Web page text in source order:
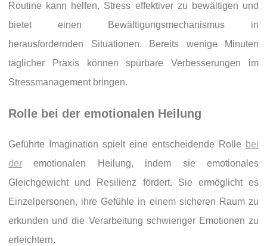
Routine kann helfen, Stress effektiver zu bewältigen und
bietet einen Bewältigungsmechanismus in
herausfordernden Situationen. Bereits wenige Minuten
täglicher Praxis können spürbare Verbesserungen im
Stressmanagement bringen.
Rolle bei der emotionalen Heilung
Geführte Imagination spielt eine entscheidende Rolle bei
der emotionalen Heilung, indem sie emotionales
Gleichgewicht und Resilienz fördert. Sie ermöglicht es
Einzelpersonen, ihre Gefühle in einem sicheren Raum zu
erkunden und die Verarbeitung schwieriger Emotionen zu
erleichtern.